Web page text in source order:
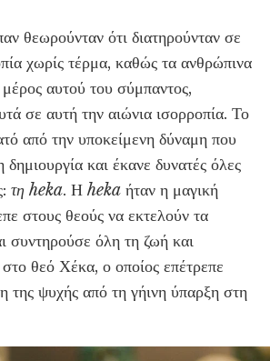
θεωρούνταν ότι διατηρούνταν σε
χωρίς τέρμα, καθώς τα ανθρώπινα
αυτού του σύμπαντος,
σε αυτή την αιώνια ισορροπία. Το
από την υποκείμενη δύναμη που
και έκανε δυνατές όλες
τη heka. Η heka ήταν η μαγική
στους θεούς να εκτελούν τα
συντηρούσε όλη τη ζωή και
θεό Χέκα, ο οποίος επέτρεπε
της ψυχής από τη γήινη ύπαρξη στη